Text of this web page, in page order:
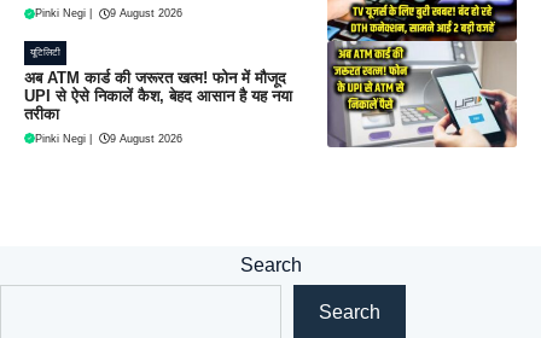
Pinki Negi 9 August 2026
यूटिलिटी
अब ATM कार्ड की जरूरत खत्म! फोन में मौजूद
UPI से ऐसे निकालें कैश, बेहद आसान है यह नया
तरीका
Pinki Negi 9 August 2026
Search
Search